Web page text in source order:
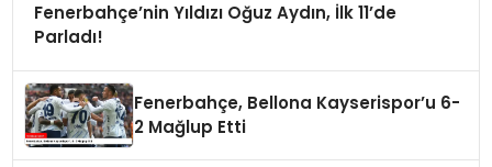
Fenerbahçe’nin Yıldızı Oğuz Aydın, İlk 11’de
Parladı!
Fenerbahçe, Bellona Kayserispor’u 6-
2 Mağlup Etti